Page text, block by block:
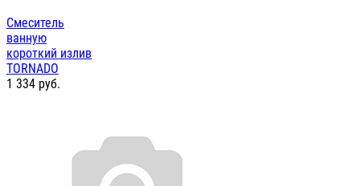
Смеситель
ванную
короткий излив
TORNADO
1 334 руб.